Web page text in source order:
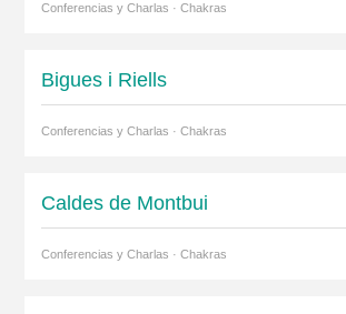
Conferencias y Charlas · Chakras
Bigues i Riells
Conferencias y Charlas · Chakras
Caldes de Montbui
Conferencias y Charlas · Chakras